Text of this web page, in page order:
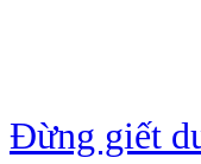
Đừng giết